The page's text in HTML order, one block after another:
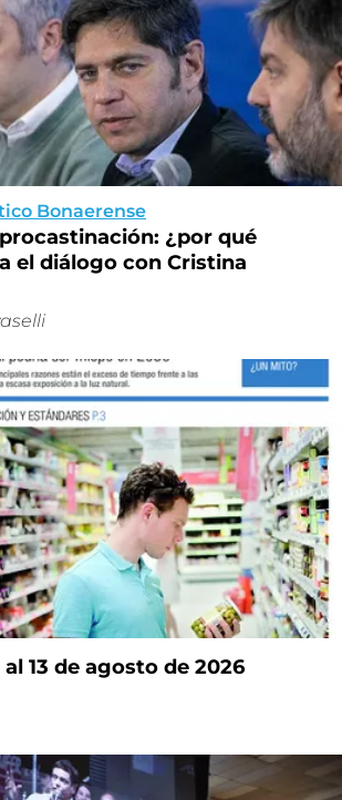
Bonaerense
¿por qué
el diálogo con Cristina
13 de agosto de 2026